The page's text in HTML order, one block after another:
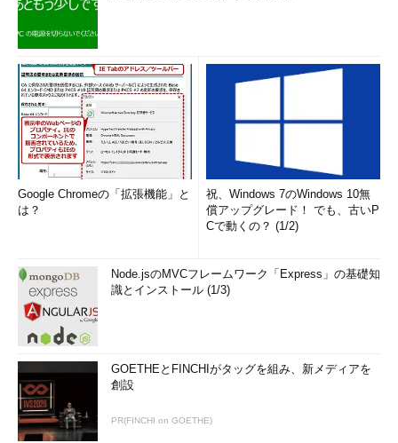
Google Chromeの「拡張機能」と
は？
祝、Windows 7のWindows 10無
償アップグレード！ でも、古いP
Cで動くの？ (1/2)
Node.jsのMVCフレームワーク「Express」の基礎知
識とインストール (1/3)
GOETHEとFINCHIがタッグを組み、新メディアを
創設
PR(FINCHI on GOETHE)